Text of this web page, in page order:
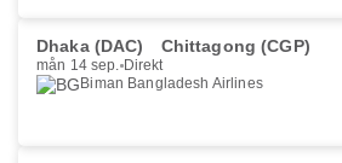
Dhaka (DAC) Chittagong (CGP)
mån 14 sep. Direkt
Biman Bangladesh Airlines